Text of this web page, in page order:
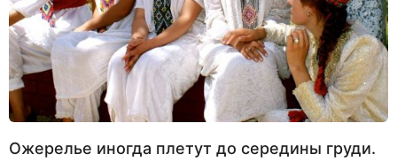
Ожерелье иногда плетут до середины груди.